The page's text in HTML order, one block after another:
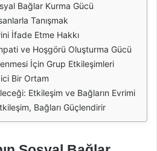
Bağlar Kurma Gücü
Tanışmak
İfade Etme Hakkı
ve Hoşgörü Oluşturma Gücü
İçin Grup Etkileşimleri
Bir Ortam
Etkileşim ve Bağların Evrimi
Bağları Güçlendirir